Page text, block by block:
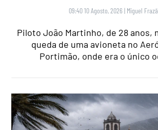
09:40 10 Agosto, 2026 | Miguel
Piloto João Martinho, de 28 anos,
queda de uma avioneta no
Portimão, onde era o único